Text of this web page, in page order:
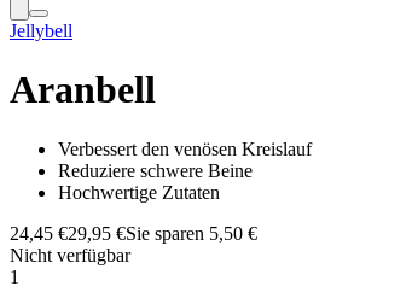
Jellybell
Aranbell
Verbessert den venösen Kreislauf
Reduziere schwere Beine
Hochwertige Zutaten
24,45 €29,95 €Sie sparen 5,50 €
Nicht verfügbar
1